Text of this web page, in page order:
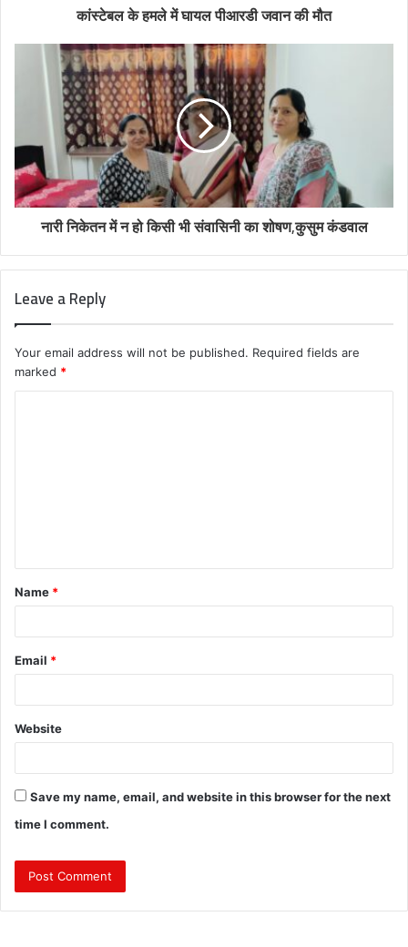
कांस्टेबल के हमले में घायल पीआरडी जवान की मौत
नारी निकेतन में न हो किसी भी संवासिनी का शोषण,कुसुम कंडवाल
Leave a Reply
Your email address will not be published. Required fields are
marked *
t
*
Name *
Email *
Website
Save my name, email, and website in this browser for the next
time I comment.